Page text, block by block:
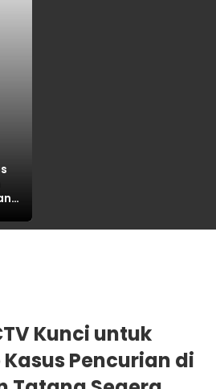
Kunci untuk
Pencurian di